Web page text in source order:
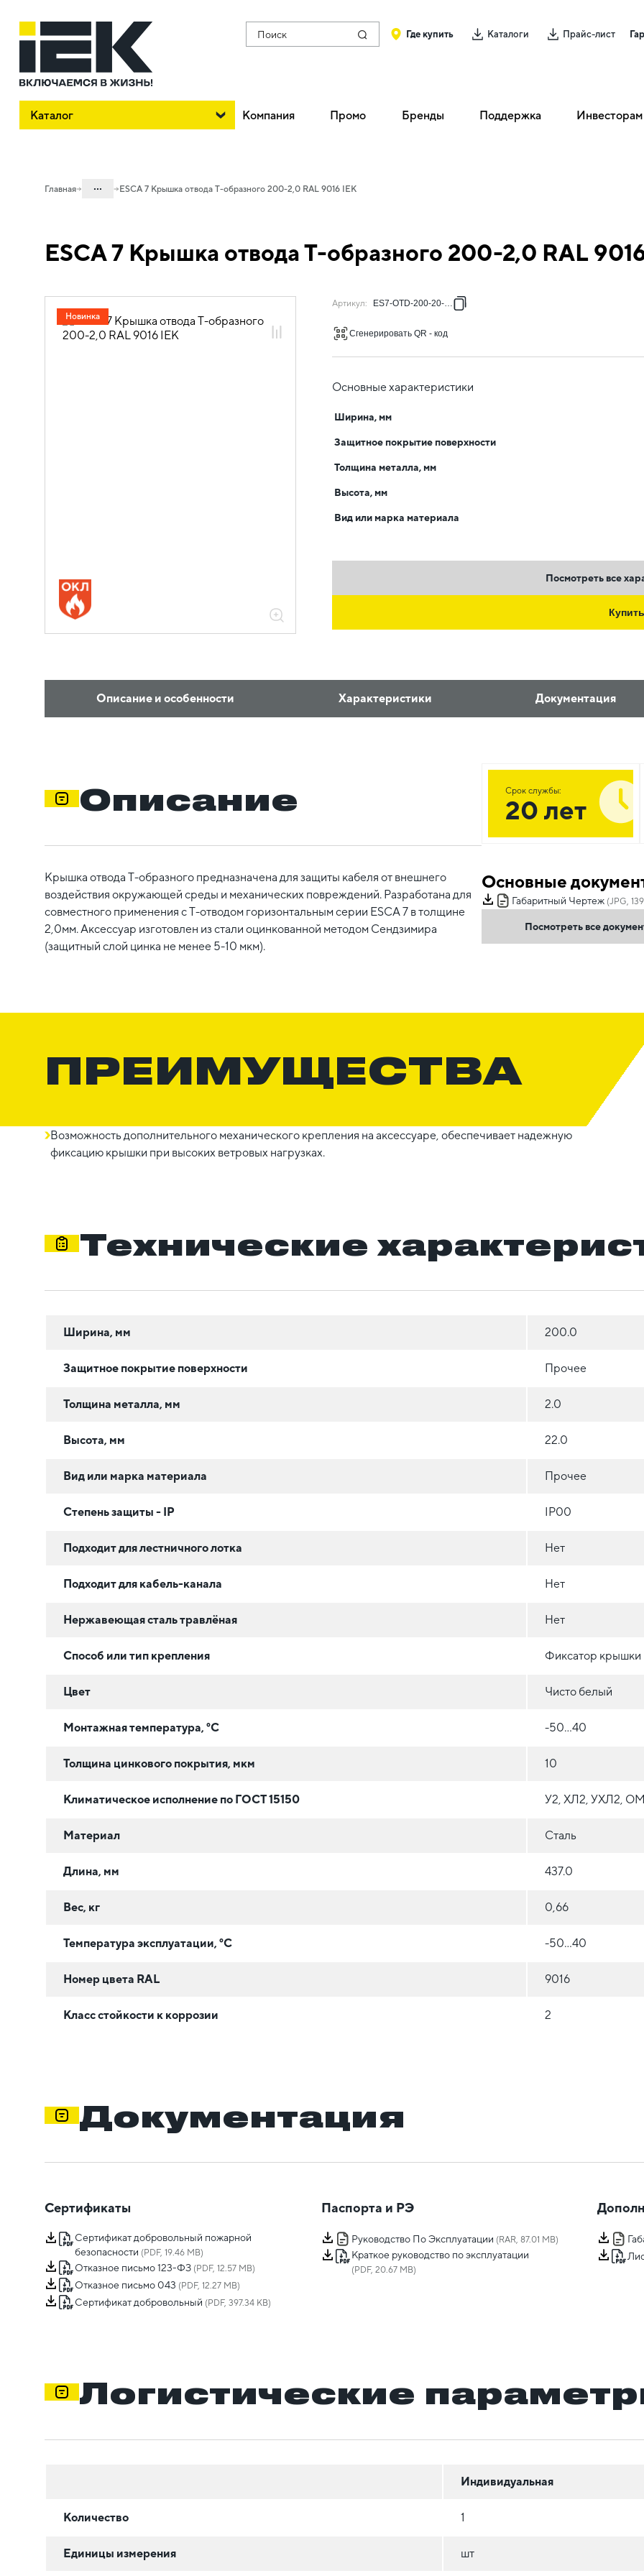
Поиск Где купить Каталоги Прайс-лист
Каталог Компания Промо Бренды Поддержка Инвесторам
Главная ...
05. Системы для прокладки кабеля
05.04 Кабельные лотки и аксессуары
05.04.04.03 Аксессуары для лотков
листовых ESCA
ESCA 7 Крышка отвода Т-образного 200-2,0 RAL 9016 IEK
ESCA 7 Крышка отвода Т-образного 200-2,0 RAL
Новинка
Артикул: ES7-OTD-200-20-RGA
Сгенерировать QR - код
Основные характеристики
Ширина, мм
Защитное покрытие поверхности
Толщина металла, мм
Высота, мм
Вид или марка материала
Посмотреть все
Купить
Описание и особенности Характеристики Документация
Описание
Крышка отвода Т-образного предназначена для защиты кабеля от внешнего
воздействия окружающей среды и механических повреждений. Разработана для
совместного применения с Т-отводом горизонтальным серии ESCA 7 в толщине
2,0мм. Аксессуар изготовлен из стали оцинкованной методом Сендзимира
(защитный слой цинка не менее 5-10 мкм).
Срок службы:
20 лет
Основные
Габаритный Чертеж (JPG,
Посмотреть все
ПРЕИМУЩЕСТВА
Возможность дополнительного механического крепления на аксессуаре, обеспечивает надежную
фиксацию крышки при высоких ветровых нагрузках.
Технические
Ширина, мм 200.0
Защитное покрытие поверхности Прочее
Толщина металла, мм 2.0
Высота, мм 22.0
Вид или марка материала Прочее
Степень защиты - IP IP00
Подходит для лестничного лотка Нет
Подходит для кабель-канала Нет
Нержавеющая сталь травлёная Нет
Способ или тип крепления Фиксатор крышки
Цвет Чисто белый
Монтажная температура, °C -50...40
Толщина цинкового покрытия, мкм 10
Климатическое исполнение по ГОСТ 15150 У2, ХЛ2, УХЛ2,
Материал Сталь
Длина, мм 437.0
Вес, кг 0,66
Температура эксплуатации, °C -50...40
Номер цвета RAL 9016
Класс стойкости к коррозии 2
Документация
Сертификаты
Сертификат добровольный пожарной
безопасности (PDF, 19.46 MB)
Отказное письмо 123-ФЗ (PDF, 12.57 MB)
Отказное письмо 043 (PDF, 12.27 MB)
Сертификат добровольный (PDF, 397.34 KB)
Паспорта и РЭ
Руководство По Эксплуатации (RAR, 87.01 MB)
Краткое руководство по эксплуатации
(PDF, 20.67 MB)
Логистические
Индивидуальная
Количество 1
Единицы измерения шт